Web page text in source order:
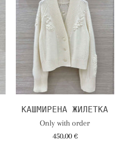
КАШМИРЕНА ЖИЛЕТКА
Only with order
450.00 €